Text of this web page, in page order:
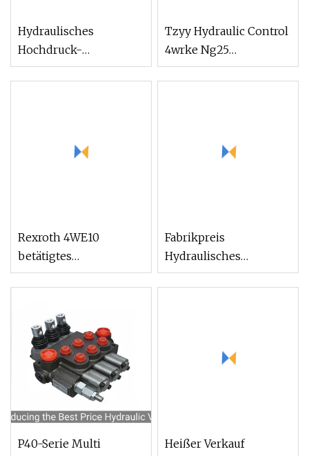
Hydraulisches
Hochdruck-
Reduziermagnetventil/Richtungs-/Elektro-
Pumpenmotor
Tzyy Hydraulic Control
4wrke Ng25
Vorgesteuertes
Rexroth 4WE10
betätigtes
hydraulisches
Diesel-
Bergbaumaschinen
Fabrikpreis
Hydraulisches
Wegeventil Sdv70 für
P40-Serie Multi
Heißer Verkauf